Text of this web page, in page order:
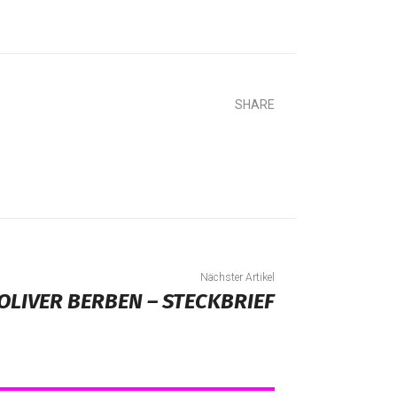
SHARE
Nächster Artikel
BERBEN – STECKBRIEF